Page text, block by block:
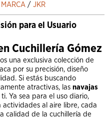
MARCA /JKR
para el Usuario
Cuchillería Gómez
una exclusiva colección de
por su precisión, diseño
Si estás buscando
atractivas, lasnavajas
Ya sea para el uso diario,
al aire libre, cada
calidad de la cuchillería de